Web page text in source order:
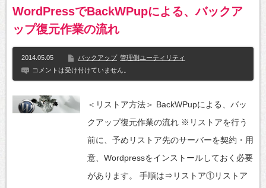
WordPressでBackWPupによる、バックア
ップ復元作業の流れ
2014.05.05 バックアップ 管理側ユーティリティ
コメントは受け付けていません。
＜リストア方法＞ BackWPupによる、バッ
クアップ復元作業の流れ ※リストアを行う
前に、予めリストア先のサーバーを契約・用
意、Wordpressをインストールしておく必要
があります。 手順は⇒リストア①リストア